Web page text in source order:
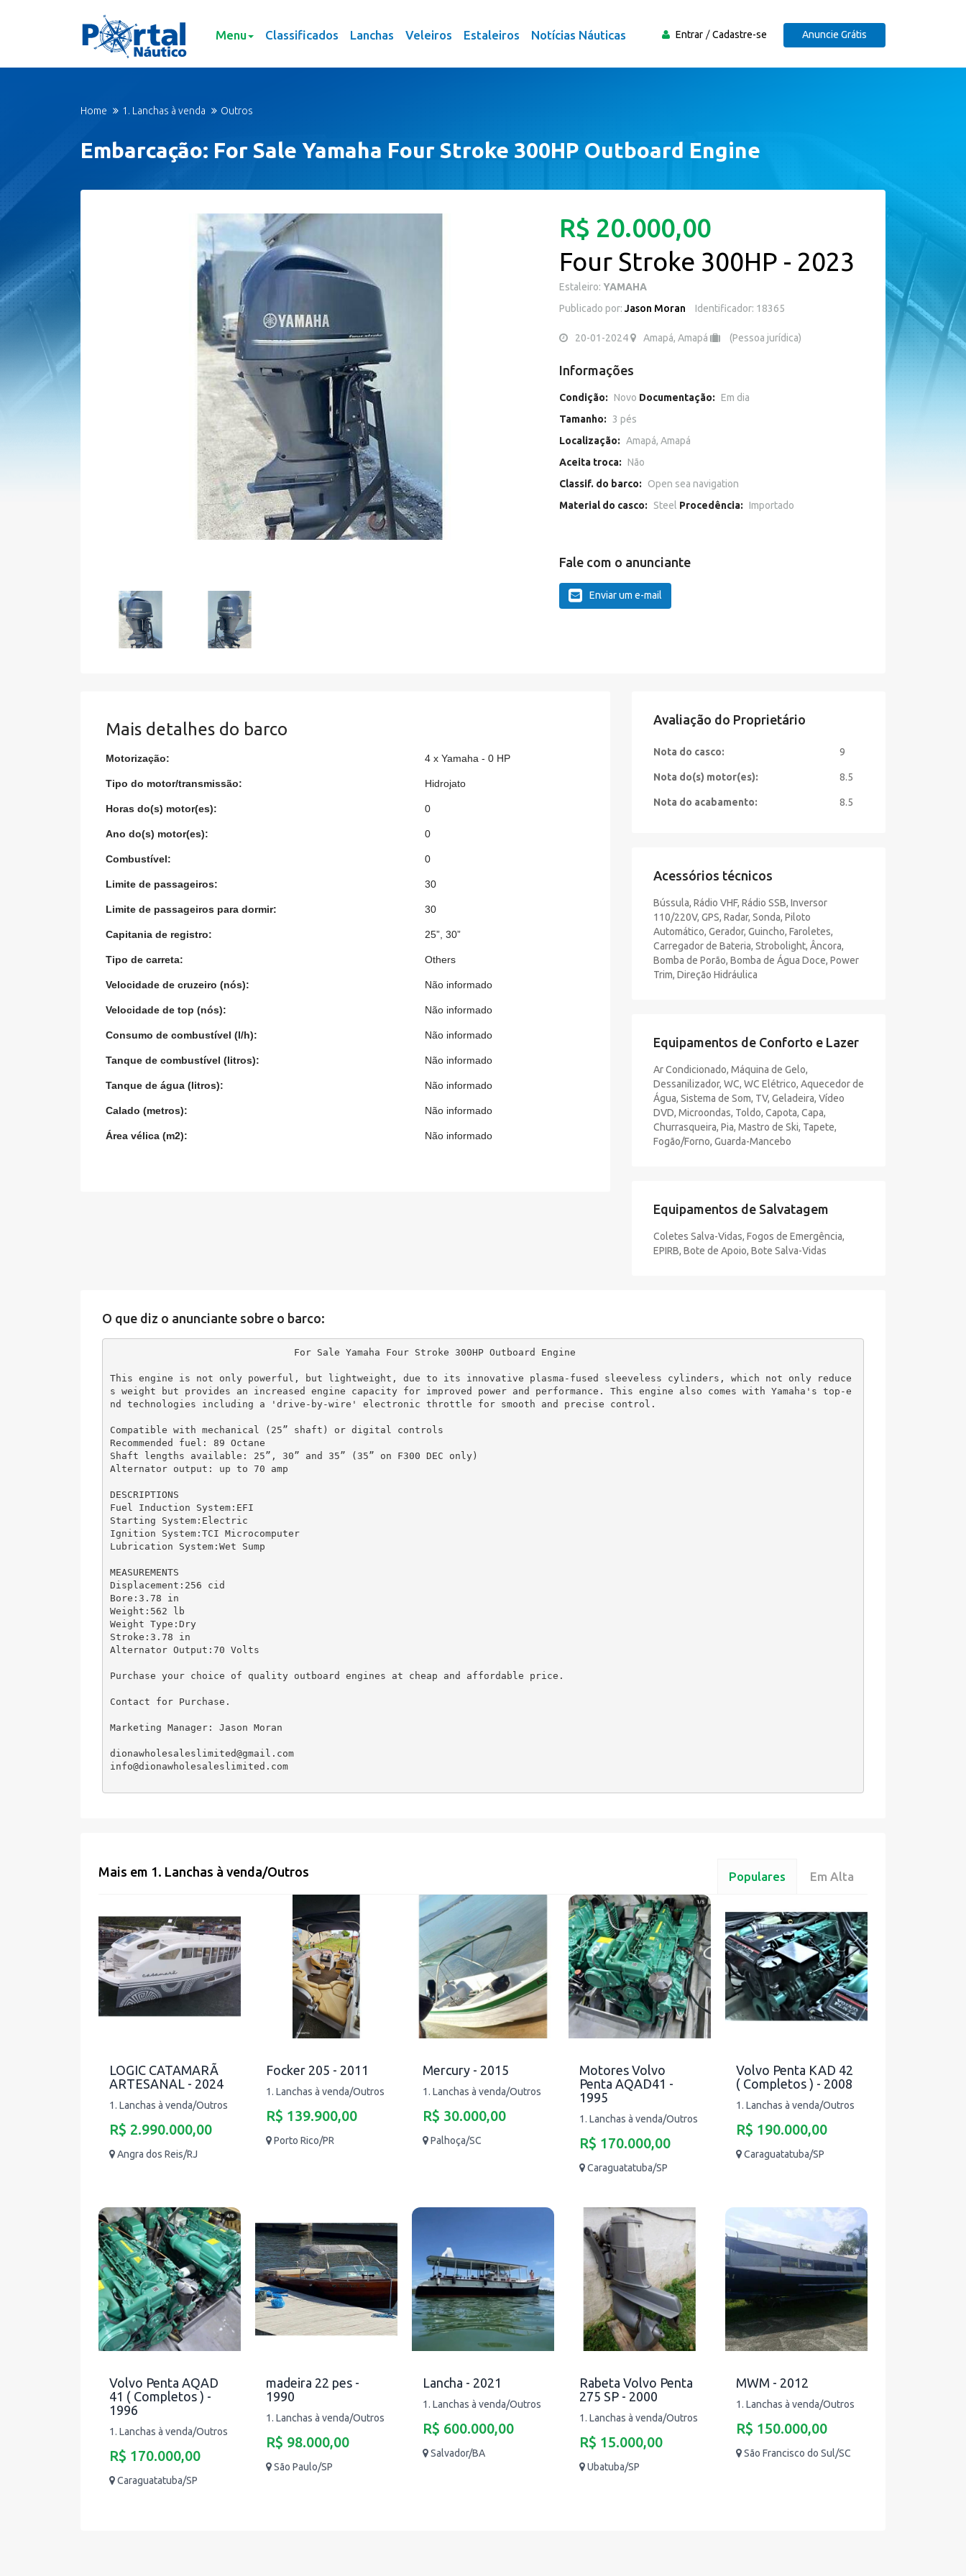
Menu Classificados Lanchas Veleiros Estaleiros Notícias Náuticas Entrar Cadastre-se Anuncie Grátis
Home 1. Lanchas à venda Outros
Embarcação: For Sale Yamaha Four Stroke 300HP Outboard Engine
R$ 20.000,00
Four Stroke 300HP - 2023
Estaleiro: YAMAHA
Publicado por: Jason Moran Identificador: 18365
20-01-2024 Amapá, Amapá (Pessoa jurídica)
Informações
Condição: Novo Documentação: Em dia
Tamanho:
3 pés
Localização: Amapá, Amapá
Aceita troca: Não
Classif. do barco:
Open sea navigation
Material do casco:
Steel Procedência: Importado
Fale com o anunciante
Enviar um e-mail
Mais detalhes do barco
Motorização: 4 x Yamaha - 0 HP
Tipo do motor/transmissão: Hidrojato
Horas do(s) motor(es): 0
Ano do(s) motor(es): 0
Combustível: 0
Limite de passageiros: 30
Limite de passageiros para dormir: 30
Capitania de registro: 25”, 30”
Tipo de carreta: Others
Velocidade de cruzeiro (nós): Não informado
Velocidade de top (nós): Não informado
Consumo de combustível (l/h): Não informado
Tanque de combustível (litros): Não informado
Tanque de água (litros): Não informado
Calado (metros): Não informado
Área vélica (m2): Não informado
Avaliação do Proprietário
Nota do casco: 9
Nota do(s) motor(es): 8.5
Nota do acabamento: 8.5
Acessórios técnicos
Bússula, Rádio VHF, Rádio SSB, Inversor
110/220V, GPS, Radar, Sonda, Piloto
Automático, Gerador, Guincho, Faroletes,
Carregador de Bateria, Strobolight, Âncora,
Bomba de Porão, Bomba de Água Doce, Power
Trim, Direção Hidráulica
Equipamentos de Conforto e Lazer
Ar Condicionado, Máquina de Gelo,
Dessanilizador, WC, WC Elétrico, Aquecedor de
Água, Sistema de Som, TV, Geladeira, Vídeo
DVD, Microondas, Toldo, Capota, Capa,
Churrasqueira, Pia, Mastro de Ski, Tapete,
Fogão/Forno, Guarda-Mancebo
Equipamentos de Salvatagem
Coletes Salva-Vidas, Fogos de Emergência,
EPIRB, Bote de Apoio, Bote Salva-Vidas
O que diz o anunciante sobre o barco:
For Sale Yamaha Four Stroke 300HP Outboard Engine
This engine is not only powerful, but lightweight, due to its innovative plasma-fused sleeveless cylinders, which not only reduce
s weight but provides an increased engine capacity for improved power and performance. This engine also comes with Yamaha's top-e
nd technologies including a 'drive-by-wire' electronic throttle for smooth and precise control.
Compatible with mechanical (25” shaft) or digital controls
Recommended fuel: 89 Octane
Shaft lengths available: 25”, 30” and 35” (35” on F300 DEC only)
Alternator output: up to 70 amp
DESCRIPTIONS
Fuel Induction System:EFI
Starting System:Electric
Ignition System:TCI Microcomputer
Lubrication System:Wet Sump
MEASUREMENTS
Displacement:256 cid
Bore:3.78 in
Weight:562 lb
Weight Type:Dry
Stroke:3.78 in
Alternator Output:70 Volts
Purchase your choice of quality outboard engines at cheap and affordable price.
Contact for Purchase.
Marketing Manager: Jason Moran
dionawholesaleslimited@gmail.com
info@dionawholesaleslimited.com
Mais em 1. Lanchas à venda/Outros Populares Em Alta
LOGIC CATAMARÃ
ARTESANAL - 2024
1. Lanchas à venda/Outros
R$ 2.990.000,00
Angra dos Reis/RJ
Focker 205 - 2011
1. Lanchas à venda/Outros
R$ 139.900,00
Porto Rico/PR
Mercury - 2015
1. Lanchas à venda/Outros
R$ 30.000,00
Palhoça/SC
Motores Volvo
Penta AQAD41 -
1995
1. Lanchas à venda/Outros
R$ 170.000,00
Caraguatatuba/SP
Volvo Penta KAD 42
( Completos ) - 2008
1. Lanchas à venda/Outros
R$ 190.000,00
Caraguatatuba/SP
Volvo Penta AQAD
41 ( Completos ) -
1996
1. Lanchas à venda/Outros
R$ 170.000,00
Caraguatatuba/SP
madeira 22 pes -
1990
1. Lanchas à venda/Outros
R$ 98.000,00
São Paulo/SP
Lancha - 2021
1. Lanchas à venda/Outros
R$ 600.000,00
Salvador/BA
Rabeta Volvo Penta
275 SP - 2000
1. Lanchas à venda/Outros
R$ 15.000,00
Ubatuba/SP
MWM - 2012
1. Lanchas à venda/Outros
R$ 150.000,00
São Francisco do Sul/SC